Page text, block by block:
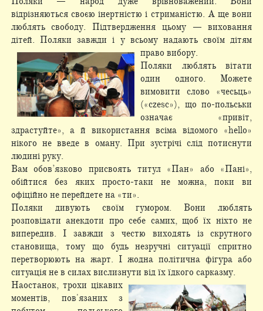
відрізняються своєю інертністю і стриманістю. А ще вони
люблять свободу. Підтвердження цьому — виховання
дітей. Поляки завжди і у всьому надаютьсвоїм дітям
право вибору.
Поляки люблять вітати
один одного. Можете
вимовити слово «чесьць»
(«czesc»), що по-польськи
означає «привіт,
здрастуйте», а й використання всіма відомого «hеllo»
нікого не введе в оману. При зустрічі слід потиснути
людині руку.
Вам обов’язково присвоять титул «Пан» або «Пані»,
обійтися без яких просто-таки не можна, поки ви
офіційно не перейдете на «ти».
Поляки дивують своїм гумором. Вони люблять
розповідати анекдоти про себе самих, щоб їх ніхто не
випередив. І завжди з честю виходять із скрутного
становища, тому що будь незручні ситуації спритно
перетворюють на жарт. І жодна політична фігура або
ситуація не в силах вислизнути від їх їдкого сарказму.
Наостанок, трохи цікавих
моментів, пов'язаних з